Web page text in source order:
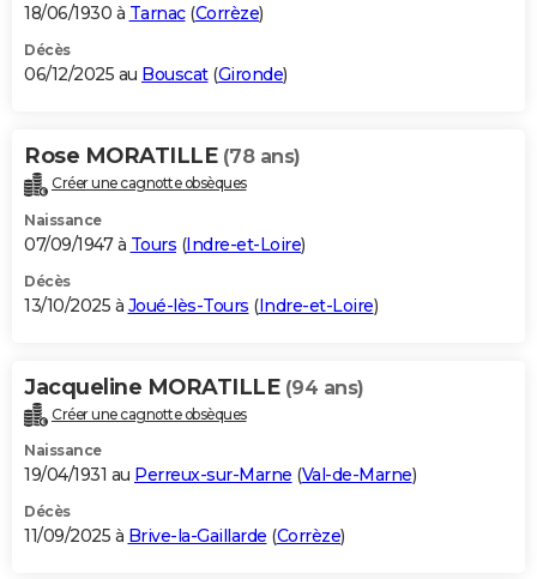
18/06/1930 à Tarnac(Corrèze)
Décès
06/12/2025 au Bouscat(Gironde)
Rose MORATILLE (78 ans)
Créer une cagnotte obsèques
Naissance
07/09/1947 à Tours (Indre-et-Loire)
Décès
13/10/2025 à Joué-lès-Tours (Indre-et-Loire)
Jacqueline MORATILLE (94 ans)
Créer une cagnotte obsèques
Naissance
19/04/1931 au Perreux-sur-Marne (Val-de-Marne)
Décès
11/09/2025 à Brive-la-Gaillarde (Corrèze)